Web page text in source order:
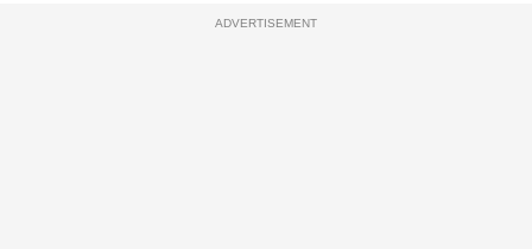
ADVERTISEMENT